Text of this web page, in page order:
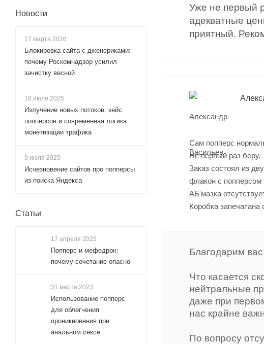
Уже не первый
адекватные
приятный.
Сам попперс
Не первый раз беру.
Заказ состоял из
флакон с попперсом
АБ'мазка
Коробка
Благодарим
Что касается
нейтральные
даже при
нас крайне
По вопросу
Новости
17 марта 2026
Блокировка сайта с дженериками:
почему Роскомнадзор усилил
зачистку весной
16 июля 2025
Излучение новых потоков: кейс
попперсов и современная логика
монетизации трафика
9 июля 2025
Исчезновение сайтов про попперсы
из поиска Яндекса
Статьи
17 апреля 2025
Попперс и мефедрон:
почему сочетание опасно
31 марта 2023
Использование попперс
для облегчения
проникновения при
анальном сексе